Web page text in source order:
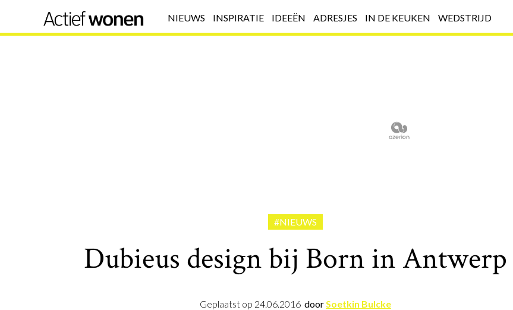
NIEUWS INSPIRATIE IDEEËN ADRESJES IN DE KEUKEN WEDSTRIJD
#NIEUWS
Dubieus design bij Born in Antwerp
Geplaatst op 24.06.2016 doorSoetkin Bulcke